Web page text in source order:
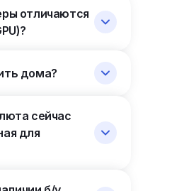
отличаются
дома?
сейчас
для